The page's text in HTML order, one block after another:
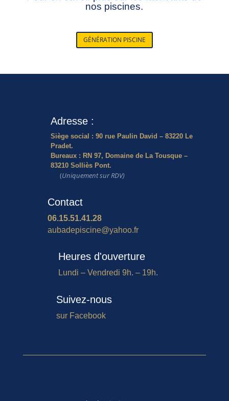
nos piscines.
GÉNÉRATION PISCINE
Adresse :
Siège social : 90 rue Paulin David – 83220 Le
Pradet.
Bureaux : RN 97, Domaine de La Tousque –
83210 Solliès Pont.
(Uniquement sur RDV)
Contact
06.15.51.41.28
aubadepiscine@yahoo.fr
Heures d'ouverture
Lundi – Vendredi 9h. – 19h.
Suivez-nous
sur Facebook